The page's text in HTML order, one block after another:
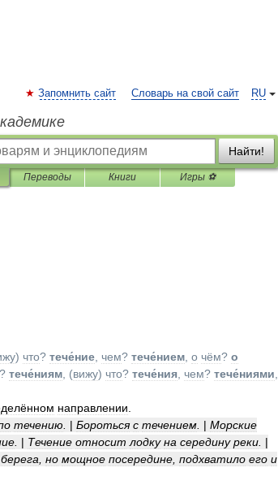
RU
Запомнить сайт Словарь на свой сайт
Найти!
Переводы Книги Игры ⚽
) что? тече́ние чем? тече́нием о чём? о
? тече́ниям , (вижу) что? тече́ния чем? тече́ниями
направлении
течению | Бороться с течением | Морские
| Течение относит лодку на середину реки |
берега но мощное посередине подхватило его и